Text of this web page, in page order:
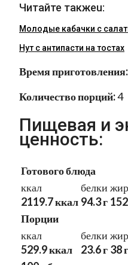
Читайте такжеu:
Молодые кабачки с
Нут с антипасти на тостах
Время приготовления:
Количество порций:4
Пищевая и
ценность:
Готового блюда
ккал
2119.7 ккал
белки
94.3 г
Порции
ккал
529.9 ккал
белки
23.6 г 38 г